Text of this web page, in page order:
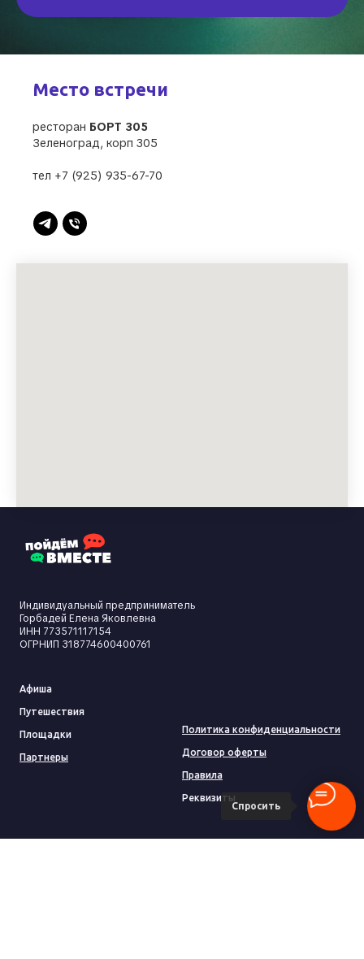
Спросить
Место встречи
ресторан БОРТ 305
Зеленоград, корп 305
тел +7 (925) 935-67-70
Индивидуальный предприниматель
Горбадей Елена Яковлевна
ИНН 773571117154
ОГРНИП 318774600400761
Афиша
Путешествия
Площадки
Партнеры
Политика конфиденциальности
Договор оферты
Правила
Реквизиты